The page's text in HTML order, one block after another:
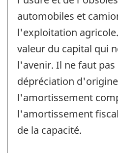
automobiles et
l'exploitation
valeur du capital qui
l'avenir. Il ne faut
dépréciation
l'amortissement
l'amortissement
de la capacité.